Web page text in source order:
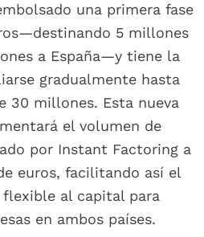
una primera fase
5 millones
a España—y tiene la
gradualmente hasta
30 millones. Esta nueva
el volumen de
por Instant Factoring a
euros, facilitando así el
flexible al capital para
en ambos países.